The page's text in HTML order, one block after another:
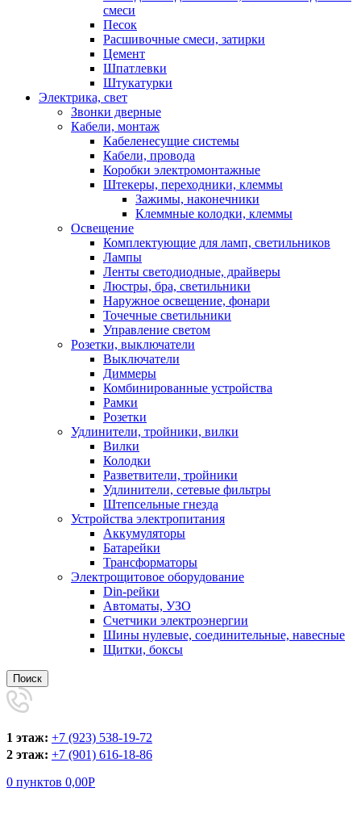
смеси
Песок
Расшивочные смеси, затирки
Цемент
Шпатлевки
Штукатурки
Электрика, свет
Звонки дверные
Кабели, монтаж
Кабеленесущие системы
Кабели, провода
Коробки электромонтажные
Штекеры, переходники, клеммы
Зажимы, наконечники
Клеммные колодки, клеммы
Освещение
Комплектующие для ламп, светильников
Лампы
Ленты светодиодные, драйверы
Люстры, бра, светильники
Наружное освещение, фонари
Точечные светильники
Управление светом
Розетки, выключатели
Выключатели
Диммеры
Комбинированные устройства
Рамки
Розетки
Удлинители, тройники, вилки
Вилки
Колодки
Разветвители, тройники
Удлинители, сетевые фильтры
Штепсельные гнезда
Устройства электропитания
Аккумуляторы
Батарейки
Трансформаторы
Электрощитовое оборудование
Din-рейки
Автоматы, УЗО
Счетчики электроэнергии
Шины нулевые, соединительные, навесные
Щитки, боксы
Поиск
1 этаж: +7 (923) 538-19-72
2 этаж: +7 (901) 616-18-86
0 пунктов 0,00Р